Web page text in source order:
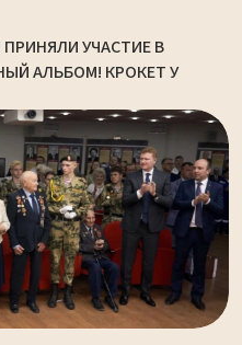
УЧАСТИЕ В
АЛЬБОМ! КРОКЕТ У